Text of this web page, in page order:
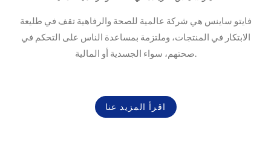
فايتو ساينس هي شركة عالمية للصحة والرفاهية تقف في طليعة
الابتكار في المنتجات، وملتزمة بمساعدة الناس على التحكم في
صحتهم، سواء الجسدية أو المالية.
اقرأ المزيد عنا